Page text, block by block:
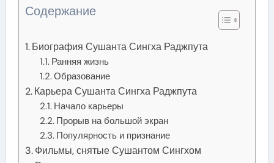
Содержание
Биография Сушанта Сингха Раджпута
Ранняя жизнь
Образование
Карьера Сушанта Сингха Раджпута
Начало карьеры
Прорыв на большой экран
Популярность и признание
Фильмы, снятые Сушантом Сингхом